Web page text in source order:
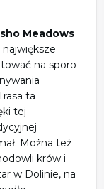
Meadows
na sporo
ta
tej
Można też
krów i
w Dolinie, na